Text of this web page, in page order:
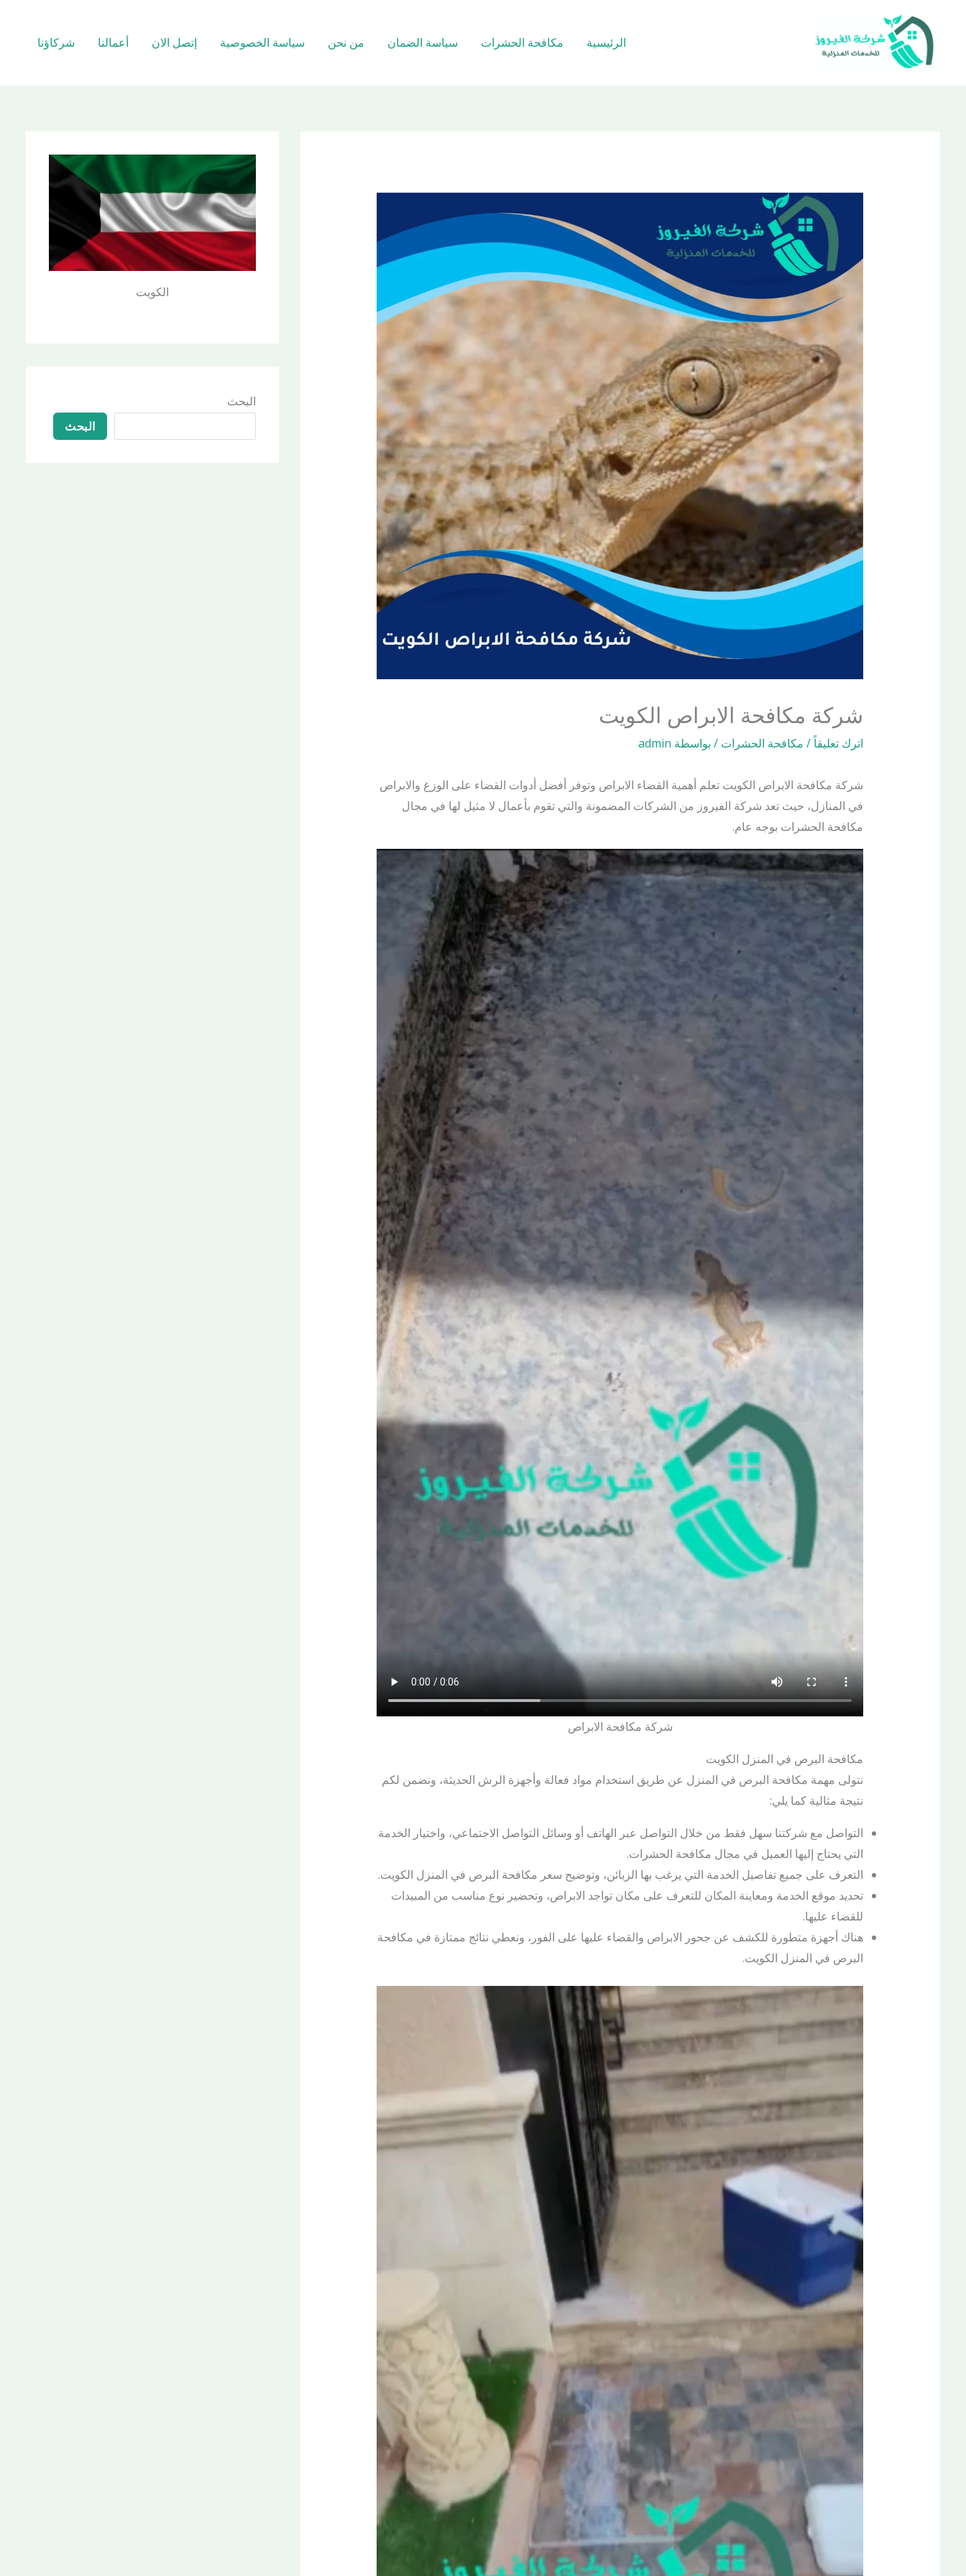
المحتوى
الرئيسية مكافحة الحشرات سياسة الضمان من نحن سياسة الخصوصية إتصل الان أعمالنا شركاؤنا
شركة مكافحة الابراص الكويت
اترك تعليقاً/ مكافحة الحشرات / بواسطة admin
شركة مكافحة الابراص الكويت تعلم أهمية القضاء الابراص وتوفر أفضل أدوات القضاء على الوزغ والابراص
في المنازل، حيث تعد شركة الفيروز من الشركات المضمونة والتي تقوم بأعمال لا مثيل لها في مجال
مكافحة الحشرات بوجه عام.
شركة مكافحة الابراص
مكافحة البرص في المنزل الكويت
نتولى مهمة مكافحة البرص في المنزل عن طريق استخدام مواد فعالة وأجهزة الرش الحديثة، ونضمن لكم
نتيجة مثالية كما يلي:
التواصل مع شركتنا سهل فقط من خلال التواصل عبر الهاتف أو وسائل التواصل الاجتماعي، واختيار الخدمة
التي يحتاج إليها العميل في مجال مكافحة الحشرات.
التعرف على جميع تفاصيل الخدمة التي يرغب بها الزبائن، وتوضيح سعر مكافحة البرص في المنزل الكويت.
تحديد موقع الخدمة ومعاينة المكان للتعرف على مكان تواجد الابراص، وتحضير نوع مناسب من المبيدات
للقضاء عليها.
هناك أجهزة متطورة للكشف عن جحور الابراص والقضاء عليها على الفور، ونعطي نتائج ممتازة في مكافحة
البرص في المنزل الكويت.
الكويت
البحث
البحث